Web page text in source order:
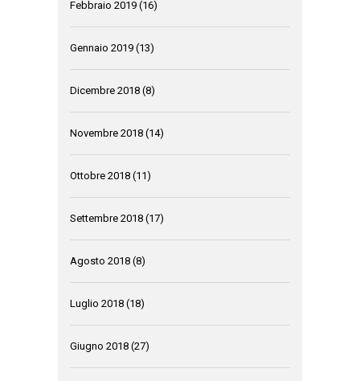
Febbraio 2019 (16)
Gennaio 2019 (13)
Dicembre 2018 (8)
Novembre 2018 (14)
Ottobre 2018 (11)
Settembre 2018 (17)
Agosto 2018 (8)
Luglio 2018 (18)
Giugno 2018 (27)